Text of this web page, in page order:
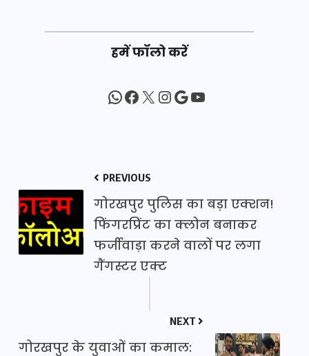
हमें फॉलो करें
WhatsApp
Facebook
X Instagram
Google
YouTube
PREVIOUS
गोरखपुर पुलिस का बड़ा एक्शन!
फिंगरप्रिंट का क्लोन बनाकर
फर्जीवाड़ा करने वालों पर लगा
गैंगस्टर एक्ट
NEXT
गोरखपुर के युवाओं का कमाल: